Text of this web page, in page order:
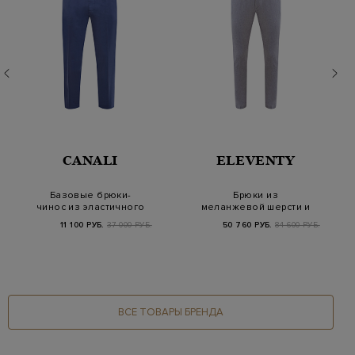
CANALI
Базовые брюки-
чинос из эластичного
11 100 РУБ. 37 000 РУБ.
ELEVENTY
Брюки из
меланжевой шерсти и
кули…
50 760 РУБ. 84 600 РУБ.
ВСЕ ТОВАРЫ БРЕНДА